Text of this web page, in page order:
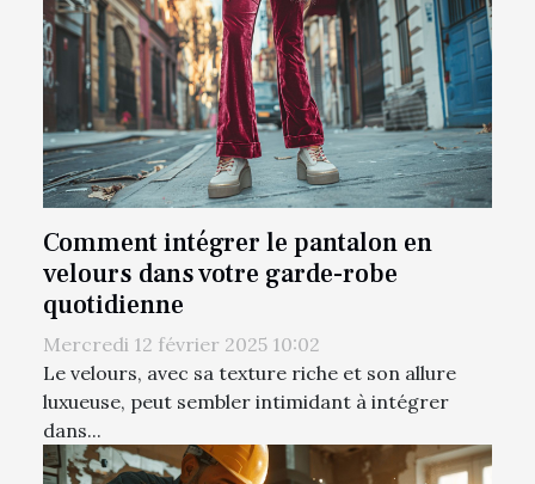
Comment intégrer le pantalon en
velours dans votre garde-robe
quotidienne
Mercredi 12 février 2025 10:02
Le velours, avec sa texture riche et son allure
luxueuse, peut sembler intimidant à intégrer
dans...